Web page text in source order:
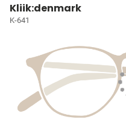
Kliik:denmark
K-641